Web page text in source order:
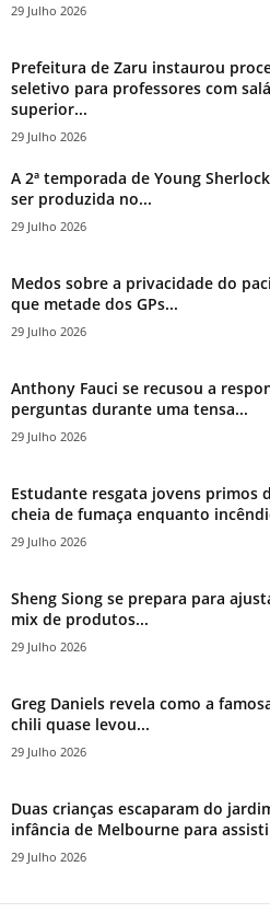
29 Julho 2026
Prefeitura de Zaru instaurou
seletivo para professores com
superior...
29 Julho 2026
A 2ª temporada de Young
ser produzida no...
29 Julho 2026
Medos sobre a privacidade do
que metade dos GPs...
29 Julho 2026
Anthony Fauci se recusou a
perguntas durante uma tensa...
29 Julho 2026
Estudante resgata jovens primos
cheia de fumaça enquanto
29 Julho 2026
Sheng Siong se prepara para
mix de produtos...
29 Julho 2026
Greg Daniels revela como a
chili quase levou...
29 Julho 2026
Duas crianças escaparam do
infância de Melbourne para
29 Julho 2026